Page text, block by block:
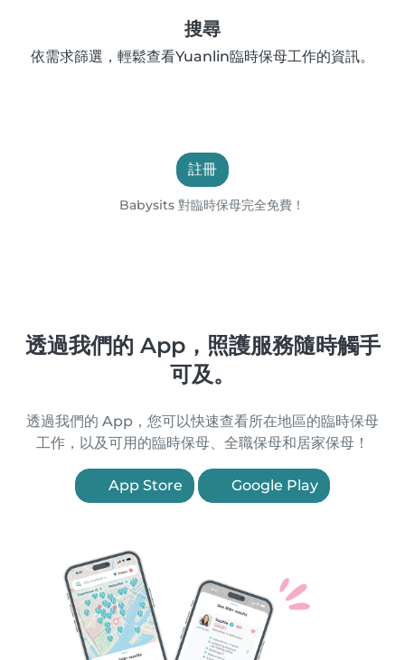
搜尋
依需求篩選，輕鬆查看Yuanlin臨時保母工作的資訊。
註冊
Babysits 對臨時保母完全免費！
透過我們的 App，照護服務隨時觸手
可及。
透過我們的 App，您可以快速查看所在地區的臨時保母
工作，以及可用的臨時保母、全職保母和居家保母！
App Store Google Play